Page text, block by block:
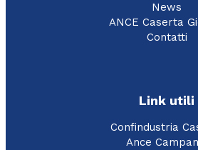
News
ANCE Caserta
Contatti
Link utili
Confindustria
Ance